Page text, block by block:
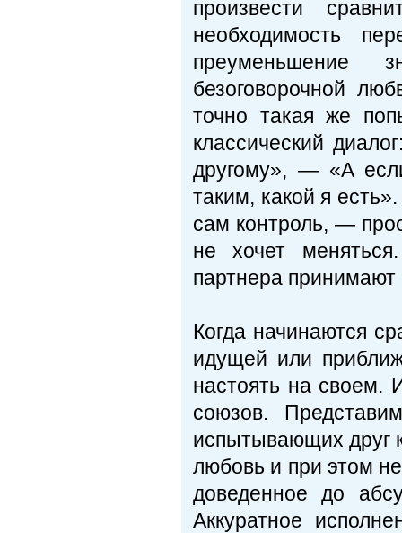
произвести
необходимость
преуменьшение
безоговорочной
точно такая же
классический
другому», — «А
таким, какой я
сам контроль, —
не хочет
партнера принимают
Когда начинаются
идущей или
настоять на своем.
союзов.
испытывающих друг
любовь и при этом
доведенное до
Аккуратное